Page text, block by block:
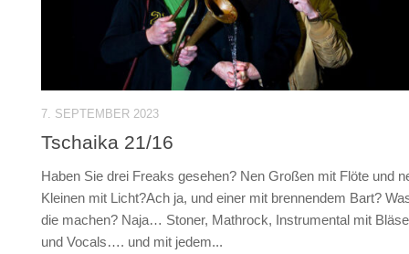
7. SEPTEMBER 2023
Tschaika 21/16
Haben Sie drei Freaks gesehen? Nen Großen mit Flöte und
Kleinen mit Licht?Ach ja, und einer mit brennendem Bart?
die machen? Naja… Stoner, Mathrock, Instrumental mit
und Vocals…. und mit jedem...